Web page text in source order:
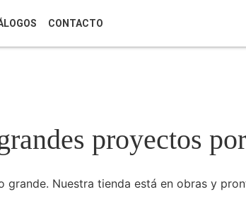
CONTACTO
proyectos
grande. Nuestra tienda está en obras y